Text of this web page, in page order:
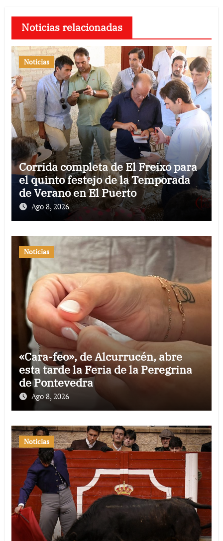
Noticias relacionadas
Noticias
Corrida completa de El Freixo para
el quinto festejo de la Temporada
de Verano en El Puerto
Ago 8, 2026
Noticias
«Cara-feo», de Alcurrucén, abre
esta tarde la Feria de la Peregrina
de Pontevedra
Ago 8, 2026
Noticias